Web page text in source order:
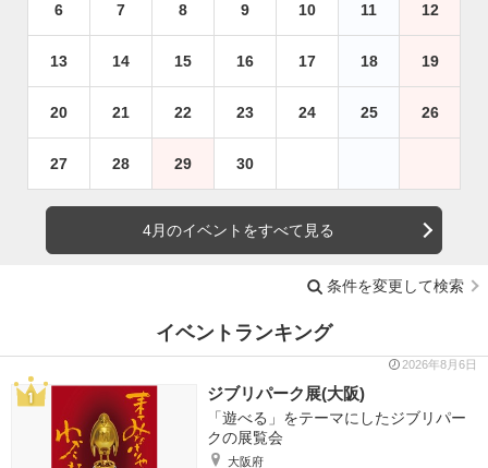
6 7 8 9 10 11 12
13 14 15 16 17 18 19
20 21 22 23 24 25 26
27 28 29 30
4月のイベントをすべて見る
条件を変更して検索
イベントランキング
2026年8月6日
ジブリパーク展(大阪)
「遊べる」をテーマにしたジブリパー
クの展覧会
大阪府